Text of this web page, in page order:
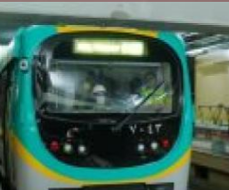
الكاتبة إلهام شرشر تهنئ الرئيس
السيسي بعيد ميلاده وتُشيد بجهوده
في بناء الدولة